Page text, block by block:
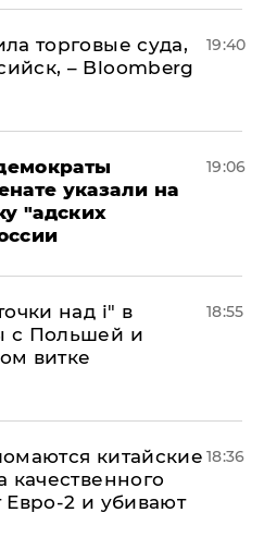
торговые суда,
– Bloomberg
19:40
указали на
"адских
19:06
над і" в
с Польшей и
витке
18:55
китайские
качественного
Евро-2 и убивают
18:36